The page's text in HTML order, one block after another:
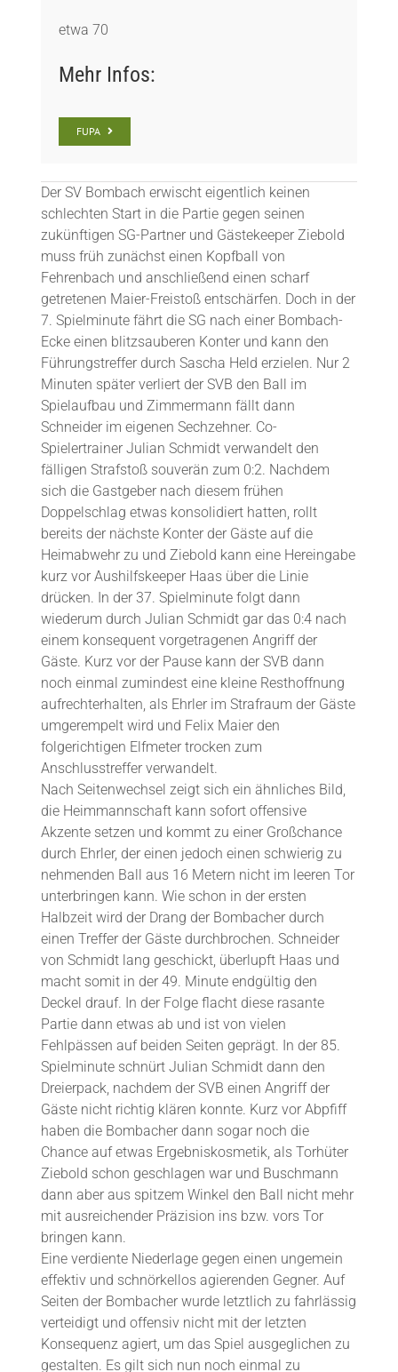
etwa 70
Mehr Infos:
FUPA
Der SV Bombach erwischt eigentlich keinen
schlechten Start in die Partie gegen seinen
zukünftigen SG-Partner und Gästekeeper Ziebold
muss früh zunächst einen Kopfball von
Fehrenbach und anschließend einen scharf
getretenen Maier-Freistoß entschärfen. Doch in der
7. Spielminute fährt die SG nach einer Bombach-
Ecke einen blitzsauberen Konter und kann den
Führungstreffer durch Sascha Held erzielen. Nur 2
Minuten später verliert der SVB den Ball im
Spielaufbau und Zimmermann fällt dann
Schneider im eigenen Sechzehner. Co-
Spielertrainer Julian Schmidt verwandelt den
fälligen Strafstoß souverän zum 0:2. Nachdem
sich die Gastgeber nach diesem frühen
Doppelschlag etwas konsolidiert hatten, rollt
bereits der nächste Konter der Gäste auf die
Heimabwehr zu und Ziebold kann eine Hereingabe
kurz vor Aushilfskeeper Haas über die Linie
drücken. In der 37. Spielminute folgt dann
wiederum durch Julian Schmidt gar das 0:4 nach
einem konsequent vorgetragenen Angriff der
Gäste. Kurz vor der Pause kann der SVB dann
noch einmal zumindest eine kleine Resthoffnung
aufrechterhalten, als Ehrler im Strafraum der Gäste
umgerempelt wird und Felix Maier den
folgerichtigen Elfmeter trocken zum
Anschlusstreffer verwandelt.
Nach Seitenwechsel zeigt sich ein ähnliches Bild,
die Heimmannschaft kann sofort offensive
Akzente setzen und kommt zu einer Großchance
durch Ehrler, der einen jedoch einen schwierig zu
nehmenden Ball aus 16 Metern nicht im leeren Tor
unterbringen kann. Wie schon in der ersten
Halbzeit wird der Drang der Bombacher durch
einen Treffer der Gäste durchbrochen. Schneider
von Schmidt lang geschickt, überlupft Haas und
macht somit in der 49. Minute endgültig den
Deckel drauf. In der Folge flacht diese rasante
Partie dann etwas ab und ist von vielen
Fehlpässen auf beiden Seiten geprägt. In der 85.
Spielminute schnürt Julian Schmidt dann den
Dreierpack, nachdem der SVB einen Angriff der
Gäste nicht richtig klären konnte. Kurz vor Abpfiff
haben die Bombacher dann sogar noch die
Chance auf etwas Ergebniskosmetik, als Torhüter
Ziebold schon geschlagen war und Buschmann
dann aber aus spitzem Winkel den Ball nicht mehr
mit ausreichender Präzision ins bzw. vors Tor
bringen kann.
Eine verdiente Niederlage gegen einen ungemein
effektiv und schnörkellos agierenden Gegner. Auf
Seiten der Bombacher wurde letztlich zu fahrlässig
verteidigt und offensiv nicht mit der letzten
Konsequenz agiert, um das Spiel ausgeglichen zu
gestalten. Es gilt sich nun noch einmal zu